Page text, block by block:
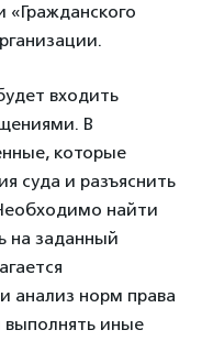
входить
В
которые
суда и разъяснить
найти
на заданный
анализ норм права
выполнять иные